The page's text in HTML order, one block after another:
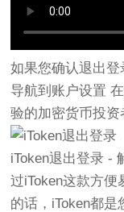
如果您确认退出
导航到账户设置
验的加密货币投资
iToken退出登录 -
过iToken这款方
的话，iToken都